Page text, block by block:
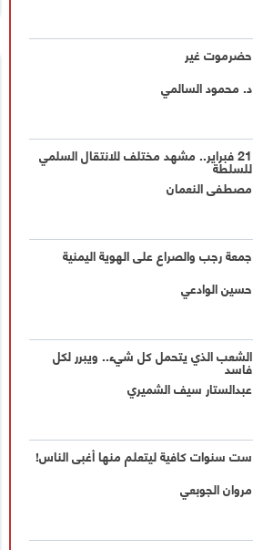
حضرموت غير
د. محمود السالمي
21 فبراير.. مشهد مختلف للانتقال السلمي
للسلطة
مصطفى النعمان
جمعة رجب والصراع على الهوية اليمنية
حسين الوادعي
الشعب الذي يتحمل كل شيء.. ويبرر لكل
فاسد
عبدالستار سيف الشميري
ست سنوات كافية ليتعلم منها أغبى الناس!
مروان الجوبعي